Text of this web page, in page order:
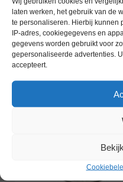
laten werken, het gebruik van de
te personaliseren. Hierbij kunnen
IP-adres, cookiegegevens en
gegevens worden gebruikt voor
gepersonaliseerde advertenties.
accepteert.